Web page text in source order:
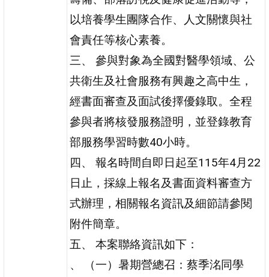
以培養學生團隊合作、人文關懷與社
會責任等核心素養。
三、 參與對象為全國對醫學領域、公
共衛生及社會服務有興趣之高中生，
經書面審查及面試後擇優錄取。全程
參與者將核發服務證明，並登錄教育
部服務學習時數40小時。
四、 報名時間自即日起至115年4月22
日止，採線上報名及書面資料審查方
式辦理，相關報名資訊及細節請參閱
附件簡章。
五、 本案聯絡資訊如下：
、 （一）暑期營總召：蔡季洺同學